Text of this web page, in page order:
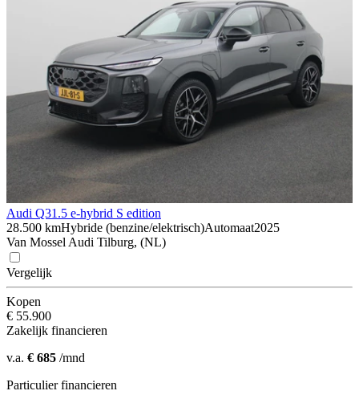
Audi Q31.5 e-hybrid S edition
28.500 kmHybride (benzine/elektrisch)Automaat2025
Van Mossel Audi Tilburg, (NL)
Vergelijk
Kopen
€ 55.900
Zakelijk financieren
v.a. € 685 /mnd
Particulier financieren